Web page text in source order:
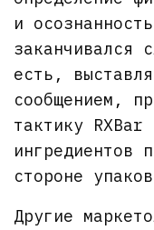
и
заканчивался
есть,
сообщением,
тактику RXBar
ингредиентов
стороне
Другие